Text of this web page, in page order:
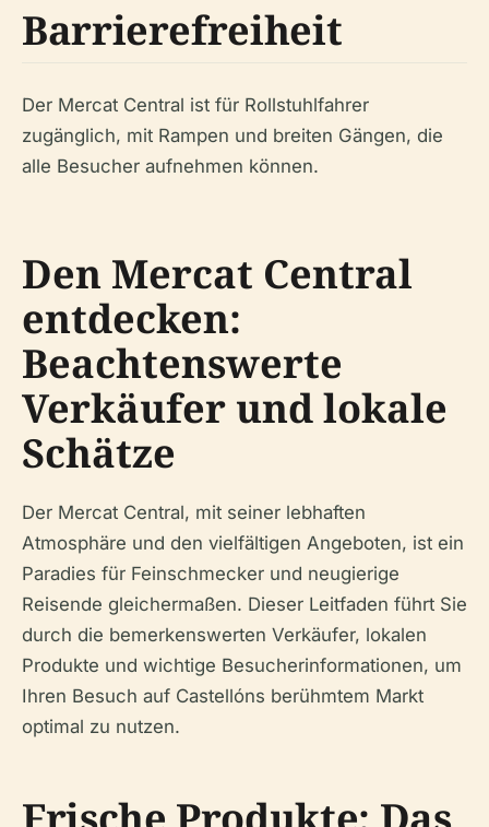
Barrierefreiheit
Der Mercat Central ist für Rollstuhlfahrer
zugänglich, mit Rampen und breiten Gängen, die
alle Besucher aufnehmen können.
Den Mercat Central
entdecken:
Beachtenswerte
Verkäufer und lokale
Schätze
Der Mercat Central, mit seiner lebhaften
Atmosphäre und den vielfältigen Angeboten, ist ein
Paradies für Feinschmecker und neugierige
Reisende gleichermaßen. Dieser Leitfaden führt Sie
durch die bemerkenswerten Verkäufer, lokalen
Produkte und wichtige Besucherinformationen, um
Ihren Besuch auf Castellóns berühmtem Markt
optimal zu nutzen.